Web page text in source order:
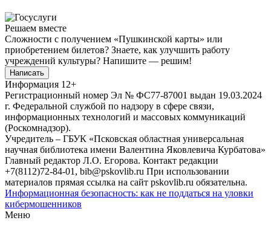
Решаем вместе
Сложности с получением «Пушкинской карты» или
приобретением билетов? Знаете, как улучшить работу
учреждений культуры? Напишите — решим!
Написать
Информация 12+
Регистрационный номер Эл № ФС77-87001 выдан 19.03.2024
г. Федеральной службой по надзору в сфере связи,
информационных технологий и массовых коммуникаций
(Роскомнадзор).
Учредитель – ГБУК «Псковская областная универсальная
научная библиотека имени Валентина Яковлевича Курбатова»
Главный редактор Л.О. Егорова. Контакт редакции
+7(8112)72-84-01, bib@pskovlib.ru При использовании
материалов прямая ссылка на сайт pskovlib.ru обязательна.
Информационная безопасность: как не поддаться на уловки
кибермошенников
Меню